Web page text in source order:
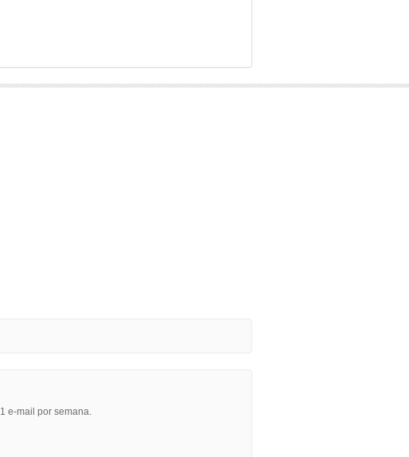
e-mail por semana.